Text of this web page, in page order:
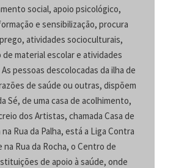
social, apoio psicológico,
e sensibilização, procura
atividades socioculturais,
material escolar e atividades
pessoas descolocadas da ilha de
de saúde ou outras, dispõem
Sé, de uma casa de acolhimento,
dos Artistas, chamada Casa de
Rua da Palha, está a Liga Contra
na Rua da Rocha, o Centro de
de apoio à saúde, onde